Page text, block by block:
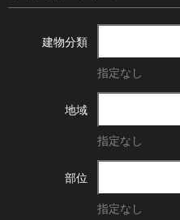
建物分類
指定なし
地域
指定なし
部位
指定なし